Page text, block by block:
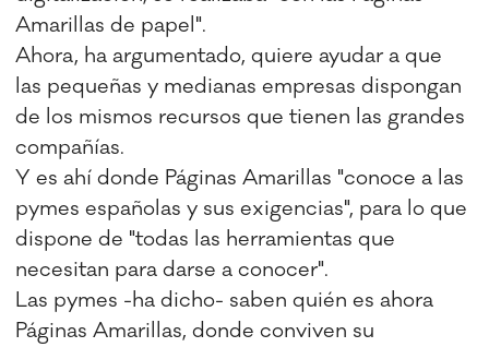
Amarillas de papel".
Ahora, ha argumentado, quiere ayudar a que
las pequeñas y medianas empresas dispongan
de los mismos recursos que tienen las grandes
compañías.
Y es ahí donde Páginas Amarillas "conoce a las
pymes españolas y sus exigencias", para lo que
dispone de "todas las herramientas que
necesitan para darse a conocer".
Las pymes -ha dicho- saben quién es ahora
Páginas Amarillas, donde conviven su